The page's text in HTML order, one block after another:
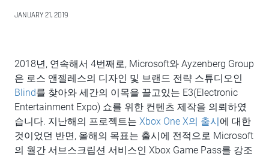
JANUARY 21, 2019
2018년, 연속해서 4번째로, Microsoft와 Ayzenberg Group
은 로스 앤젤레스의 디자인 및 브랜드 전략 스튜디오인
Blind를 찾아와 세간의 이목을 끌고있는 E3(Electronic
Entertainment Expo) 쇼를 위한 컨텐츠 제작을 의뢰하였
습니다. 지난해의 프로젝트는 Xbox One X의 출시에 대한
것이었던 반면, 올해의 목표는 출시에 전적으로 Microsoft
의 월간 서브스크립션 서비스인 Xbox Game Pass를 강조